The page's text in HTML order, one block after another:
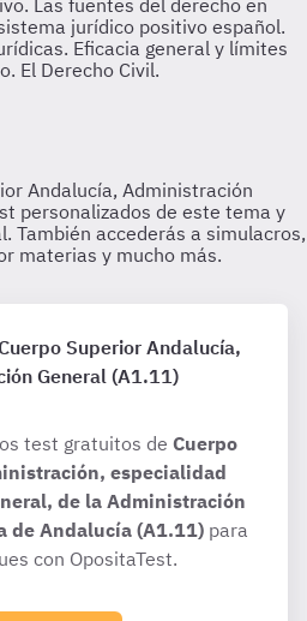
Superior Andalucía,
General (A1.11)
test gratuitos de Cuerpo
especialidad
de la Administración
de Andalucía (A1.11) para
con OpositaTest.